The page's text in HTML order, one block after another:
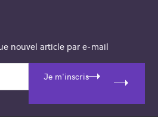
nouvel article par e-mail
Je m'inscris